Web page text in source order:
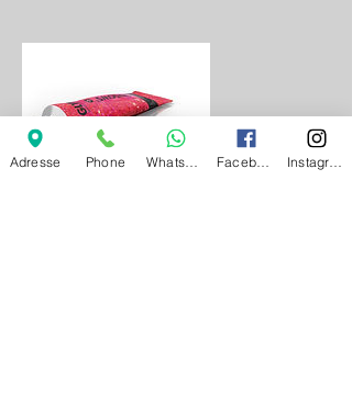
Adresse Phone